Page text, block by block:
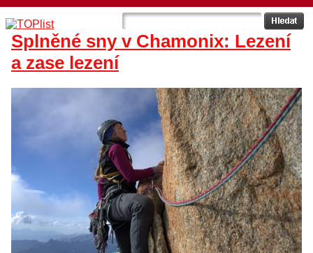
Splněné sny v Chamonix: Lezení
a zase lezení